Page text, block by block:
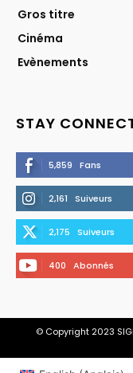
Gros titre
Cinéma
Evènements
STAY
5,859 Fans
2,161 Suiveurs
2,175 Suiveurs
400 Abonnés
© Copyright 2023